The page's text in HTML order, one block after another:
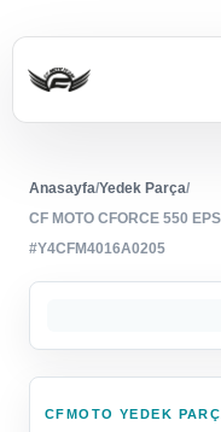
Anasayfa/Yedek Parça/
CF MOTO CFORCE 550
#Y4CFM4016A0205
CFMOTO YEDEK